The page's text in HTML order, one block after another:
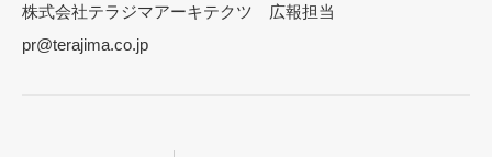
株式会社テラジマアーキテクツ 広報担当
pr@terajima.co.jp